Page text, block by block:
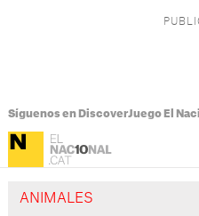
Síguenos en DiscoverJuego El
ANIMALES